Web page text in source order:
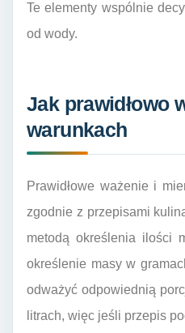
Te elementy wspólnie
od wody.
Jak prawidłowo
warunkach
Prawidłowe ważenie i
zgodnie z przepisami
metodą określenia ilości
określenie masy w
odważyć odpowiednią
litrach, więc jeśli przepis